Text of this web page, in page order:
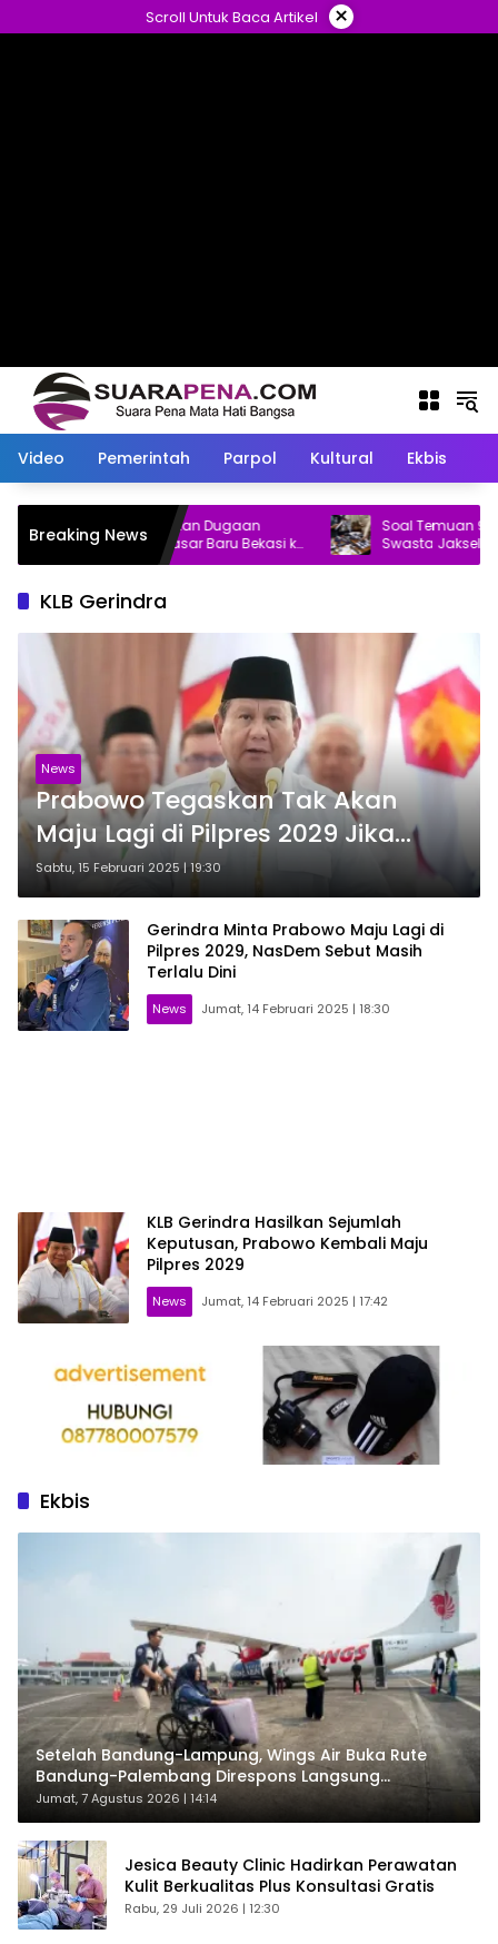
ke
Scroll Untuk Baca Artikel ×
Video Pemerintah Parpol Kultural Ekbis
Breaking News
Mitra Patriot Laporkan Dugaan
Penataan Pasar Baru Bekasi ke
Soal Temuan 995
Swasta Jaksel, DPR
KLB Gerindra
News
Prabowo Tegaskan Tak Akan
Maju Lagi di Pilpres 2029 Jika…
Sabtu, 15 Februari 2025 | 19:30
Gerindra Minta Prabowo Maju Lagi di
Pilpres 2029, NasDem Sebut Masih
Terlalu Dini
News Jumat, 14 Februari 2025 | 18:30
KLB Gerindra Hasilkan Sejumlah
Keputusan, Prabowo Kembali Maju
Pilpres 2029
News Jumat, 14 Februari 2025 | 17:42
Ekbis
Setelah Bandung-Lampung, Wings Air Buka Rute
Bandung-Palembang Direspons Langsung
Penumpang
Jumat, 7 Agustus 2026 | 14:14
Jesica Beauty Clinic Hadirkan Perawatan
Kulit Berkualitas Plus Konsultasi Gratis
Rabu, 29 Juli 2026 | 12:30